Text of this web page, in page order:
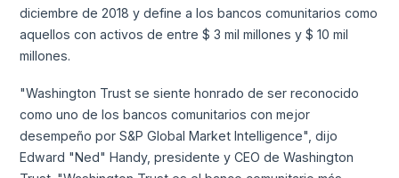
diciembre de 2018 y define a los bancos comunitarios como
aquellos con activos de entre $ 3 mil millones y $ 10 mil
millones.
"Washington Trust se siente honrado de ser reconocido
como uno de los bancos comunitarios con mejor
desempeño por S&P Global Market Intelligence", dijo
Edward "Ned" Handy, presidente y CEO de Washington